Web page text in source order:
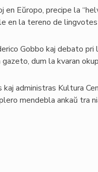
Eŭropo, precipe la
en la tereno de
Gobbo kaj debato
dum la kvaran
administras Kultura
mendebla ankaŭ tra